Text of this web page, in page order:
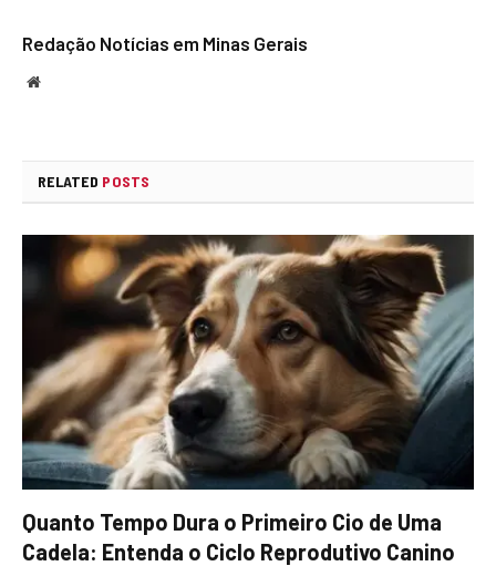
Redação Notícias em Minas Gerais
Website
RELATED POSTS
Quanto Tempo Dura o Primeiro Cio de Uma
Cadela: Entenda o Ciclo Reprodutivo Canino